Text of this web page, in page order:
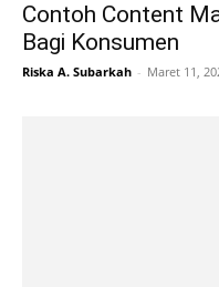
Contoh Content
Bagi Konsumen
Riska A. Subarkah - Maret 11,